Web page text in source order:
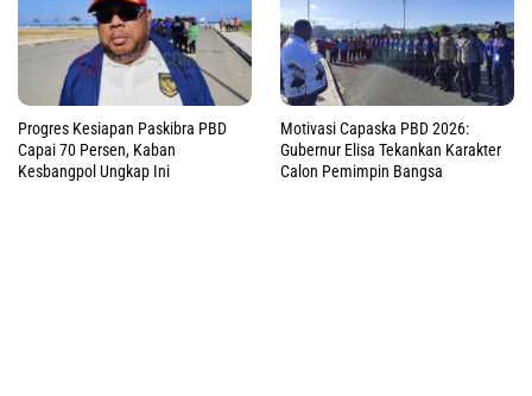
Progres Kesiapan Paskibra PBD
Capai 70 Persen, Kaban
Kesbangpol Ungkap Ini
Motivasi Capaska PBD 2026:
Gubernur Elisa Tekankan Karakter
Calon Pemimpin Bangsa